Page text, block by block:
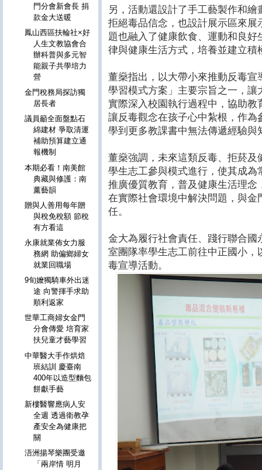
另，活動還設計了手工藝製作和
拒絕毒品信念，也設計展示區來
題也融入了健康飲食、運動和良
律與健康生活方式，培養並建立積
董燊指出，以大帶小來推動反毒
學習模式方案」主要宗旨之一，
實際深入校園執行過程中，協助
讓反毒觀念在孩子心中紮根，作
學到更多教課書中無法傳遞經驗與
董燊強調，未來這類反毒、拒菸
學生志工參與模式進行，使其成
推廣優質教育，普及健康生活理
在實際社會環境中解決問題，與
任。
金大為履行社會責任、踐行聯合
室團隊率學生志工前往中正國小
毒宣導活動。
門分會新會長 捐
款金大送暖
鳳山西區扶輪社×好
人生文教協會合
辦科普與多元智
能親子共學培力
營
金門稅務局探訪獨
居長者
議員籲全面盤點石
綿建材 爭取清運
補助預算建立通
報機制
本期必看！南美館
典藏與修護：南
薰藝韻
贈與人善用每年贈
與稅免稅額 節稅
有方看這
永康就業佈女力服
務網 助偏鄉婦女
就業回職場
9旬嬤獨騎車外出迷
途 向警揮手求助
順利返家
世華工商婦女金門
分會傳愛 培育家
扶兒童才藝學習
中華醫大手作烘焙
班結訓 慶臺南
400年以造型麵包
餅獻手藝
新樓醫響應病人安
全週 透過衛教孕
產安全為健康把
關
浯洲揚琴樂團受邀
「兩岸情 明月